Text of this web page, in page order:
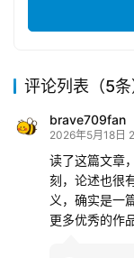
评论列表（5条
brave709fan
2026年5月18日
读了这篇文章
刻，论述也很
义，确实是一
更多优秀的作品